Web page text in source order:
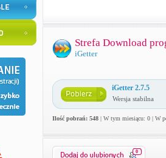
Strefa Download
iGetter
iGetter 2.7.5
Wersja stabilna
Ilość pobrań: 548| W tym miesiącu: 0 | W
0